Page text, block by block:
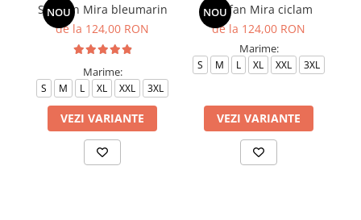
NOU
Sarafan Mira bleumarin
de la 124,00 RON
Marime:
S M L XL XXL 3XL
VEZI VARIANTE
NOU
Sarafan Mira ciclam
de la 124,00 RON
Marime:
S M L XL XXL 3XL
VEZI VARIANTE